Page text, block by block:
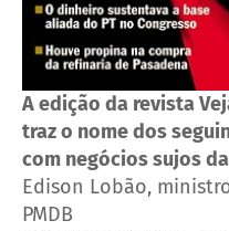
A edição da revista
traz o nome dos
com negócios sujos
Edison Lobão,
PMDB